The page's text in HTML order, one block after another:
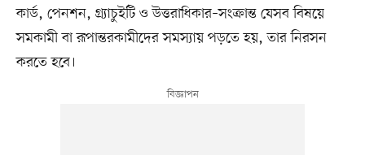
কার্ড, পেনশন, গ্র্যাচুইটি ও উত্তরাধিকার–সংক্রান্ত যেসব বিষয়ে
সমকামী বা রূপান্তরকামীদের সমস্যায় পড়তে হয়, তার নিরসন
করতে হবে।